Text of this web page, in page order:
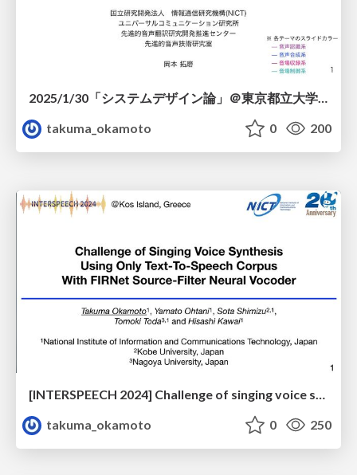
takuma_okamoto
0 200
[INTERSPEECH 2024] Challenge of singing voice synthesis using only text-to-speech corpus with FIRNet source-filter neural vocoder
takuma_okamoto
0 250